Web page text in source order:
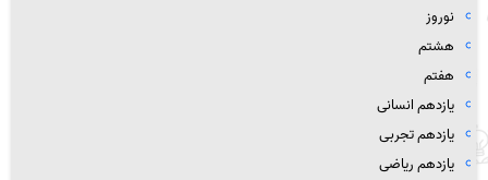
نوروز
هشتم
هفتم
یازدهم انسانی
یازدهم تجربی
یازدهم ریاضی